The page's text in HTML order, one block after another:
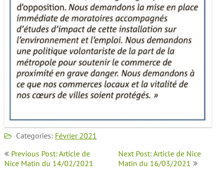
Categories: Février 2021
Navigation
de
Previous Post: Article de
Nice Matin du 14/02/2021
Next Post: Article de Nice
Matin du 16/03/2021